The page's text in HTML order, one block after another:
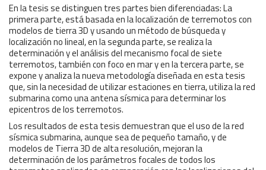
En la tesis se distinguen tres partes bien diferenciadas: La
primera parte, está basada en la localización de terremotos con
modelos de tierra 3D y usando un método de búsqueda y
localización no lineal, en la segunda parte, se realiza la
determinación y el análisis del mecanismo focal de siete
terremotos, también con foco en mar y en la tercera parte, se
expone y analiza la nueva metodología diseñada en esta tesis
que, sin la necesidad de utilizar estaciones en tierra, utiliza la red
submarina como una antena sísmica para determinar los
epicentros de los terremotos.
Los resultados de esta tesis demuestran que el uso de la red
sísmica submarina, aunque sea de pequeño tamaño, y de
modelos de Tierra 3D de alta resolución, mejoran la
determinación de los parámetros focales de todos los